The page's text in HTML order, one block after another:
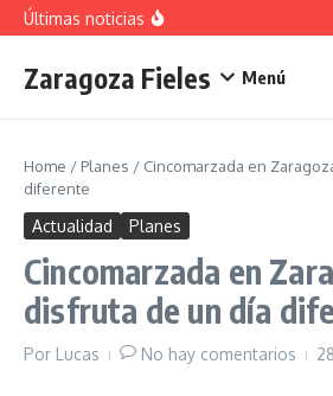
Saltar al contenido
Últimas noticias
Descubre el Parque
Plan de Acción del
2029: Implicaciones y
Zaragoza Fieles Menú
Home / Planes / Cincomarzada en
diferente
Actualidad Planes
Cincomarzada en
disfruta de un día
Por Lucas No hay comentarios